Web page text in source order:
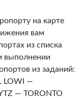
на карте
вам
из списка
выполнении
из заданий:
LOWI —
— TORONTO